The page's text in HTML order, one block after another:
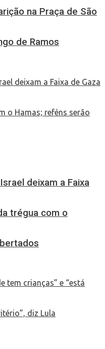
na Praça de São
de Ramos
deixam a Faixa
trégua com o